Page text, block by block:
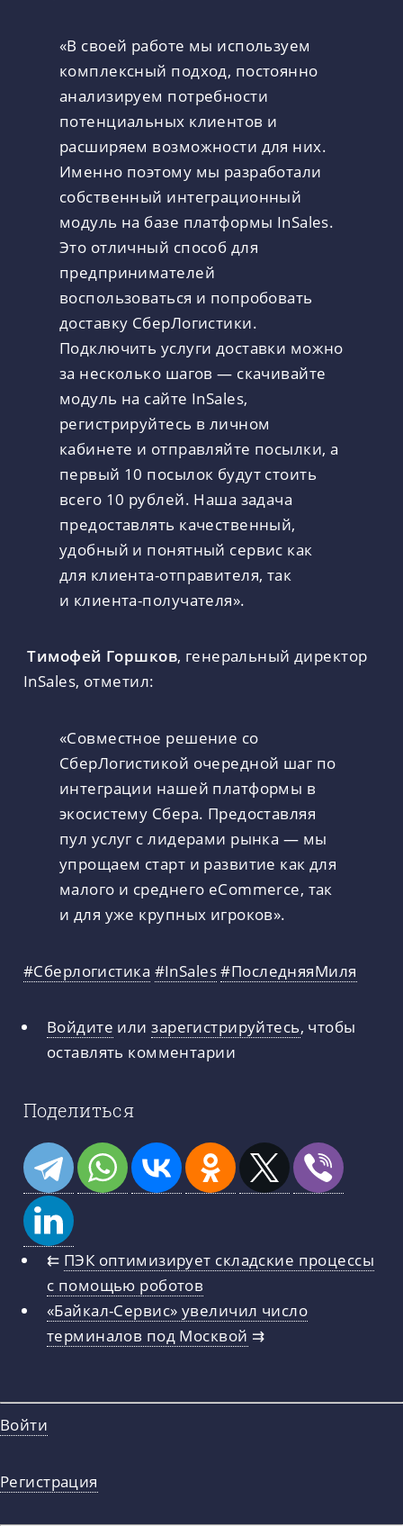
«В своей работе мы используем
комплексный подход, постоянно
анализируем потребности
потенциальных клиентов и
расширяем возможности для них.
Именно поэтому мы разработали
собственный интеграционный
модуль на базе платформы InSales.
Это отличный способ для
предпринимателей
воспользоваться и попробовать
доставку СберЛогистики.
Подключить услуги доставки можно
за несколько шагов — скачивайте
модуль на сайте InSales,
регистрируйтесь в личном
кабинете и отправляйте посылки, а
первый 10 посылок будут стоить
всего 10 рублей. Наша задача
предоставлять качественный,
удобный и понятный сервис как
для клиента-отправителя, так
и клиента-получателя».
Тимофей Горшков, генеральный директор
InSales, отметил:
«Совместное решение со
СберЛогистикой очередной шаг по
интеграции нашей платформы в
экосистему Сбера. Предоставляя
пул услуг с лидерами рынка — мы
упрощаем старт и развитие как для
малого и среднего eCommerce, так
и для уже крупных игроков».
#Сберлогистика #InSales#ПоследняяМиля
Войдите илизарегистрируйтесь, чтобы
оставлять комментарии
Поделиться
⇇ ПЭК оптимизирует складские процессы
с помощью роботов
«Байкал-Сервис» увеличил число
терминалов под Москвой ⇉
Войти
Регистрация